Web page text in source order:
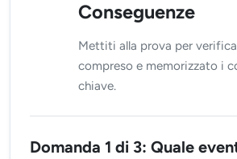
Conseguenze
Mettiti alla prova per
compreso e memorizzato i
chiave.
Domanda 1 di 3: Quale